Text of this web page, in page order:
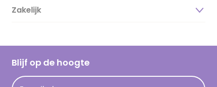
Duurzaamheid
Hallmark Kaartclub
Acties
Magazine
Cadeau inspiratie
Kaartinspiratie
Zakelijk
Blijf op de hoogte